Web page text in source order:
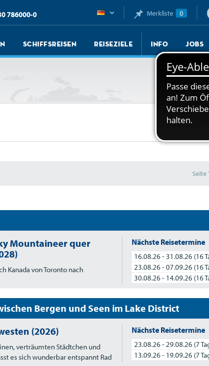
786000-0 Merkliste 0
Schiffsreisen Reiseziele Info Jobs
Seite
Mountaineer quer
Kanada von Toronto nach
Nächste Reisetermine
16.08.26 - 31.08.26 (16
23.08.26 - 07.09.26 (16
30.08.26 - 14.09.26 (16
Bergen und Seen im Lake District
(2026)
verträumten Städtchen und
es sich wunderbar entspannt Rad
Nächste Reisetermine
23.08.26 - 29.08.26 (7
13.09.26 - 19.09.26 (7